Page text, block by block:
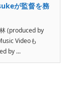
が監督を務
(produced by
Videoも
by ...